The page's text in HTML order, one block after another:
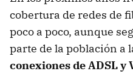
cobertura de redes de
poco a poco, aunque
parte de la población a
conexiones de ADSL y